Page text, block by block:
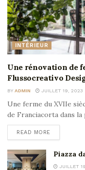
INTÉRIEUR
Une rénovation de
Flussocreativo
BY ADMIN JUILLET 19, 2023
Une ferme du XVIIe
de Franciacorta dans la
READ MORE
Piazza
JUILLET